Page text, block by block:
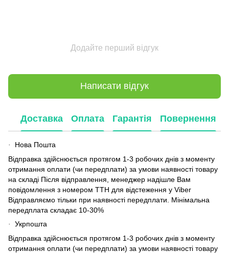
Додайте перший відгук
Написати відгук
Доставка Оплата Гарантія Повернення
·
Нова Пошта
Відправка здійснюється протягом 1-3 робочих днів з моменту
отримання оплати (чи передплати) за умови наявності товару
на складі Після відправлення, менеджер надішле Вам
повідомлення з номером ТТН для відстеження у Viber
Відправляємо тільки при наявності передплати. Мінімальна
передплата складає 10-30%
·
Укрпошта
Відправка здійснюється протягом 1-3 робочих днів з моменту
отримання оплати (чи передплати) за умови наявності товару